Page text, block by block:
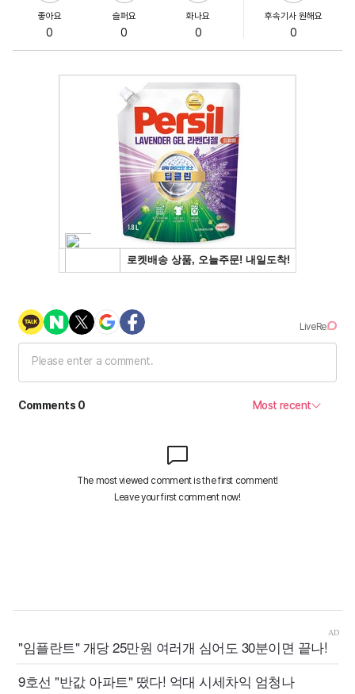
좋아요
0
슬퍼요
0
화나요
0
후속기사 원해요
0